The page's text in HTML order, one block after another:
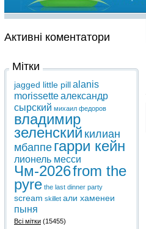
Активні коментатори
Мітки
jagged little pillalanis
morissetteалександр
сырский михаил федоров
владимир
зеленский килиан
мбаппе гарри кейн
лионель месси
Чм-2026from the
pyre the last dinner party
scream skillet али хаменеи
пыня
Всі мітки (15455)